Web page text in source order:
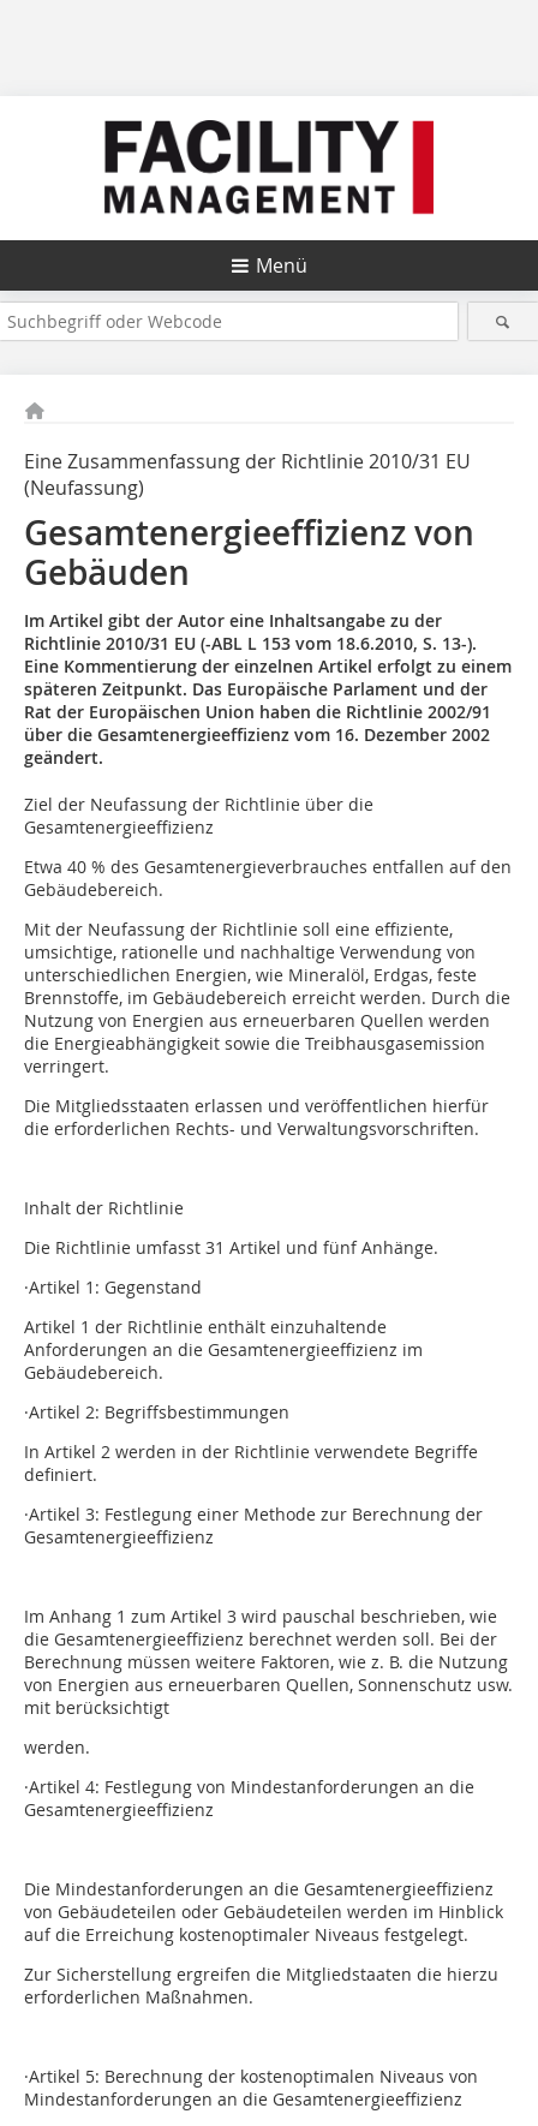
Menü
Eine Zusammenfassung der Richtlinie 2010/31 EU
(Neufassung)
Gesamtenergieeffizienz von
Gebäuden
Im Artikel gibt der Autor eine Inhaltsangabe zu der
Richtlinie 2010/31 EU (-ABL L 153 vom 18.6.2010, S. 13-).
Eine Kommentierung der einzelnen Artikel erfolgt zu einem
späteren Zeitpunkt. Das Europäische Parlament und der
Rat der Europäischen Union haben die Richtlinie 2002/91
über die Gesamtenergieeffizienz vom 16. Dezember 2002
geändert.
Ziel der Neufassung der Richtlinie über die
Gesamtenergieeffizienz
Etwa 40 % des Gesamtenergieverbrauches entfallen auf den
Gebäudebereich.
Mit der Neufassung der Richtlinie soll eine effiziente,
umsichtige, rationelle und nachhaltige Verwendung von
unterschiedlichen Energien, wie Mineralöl, Erdgas, feste
Brennstoffe, im Gebäudebereich erreicht werden. Durch die
Nutzung von Energien aus erneuerbaren Quellen werden
die Energieabhängigkeit sowie die Treibhausgasemission
verringert.
Die Mitgliedsstaaten erlassen und veröffentlichen hierfür
die erforderlichen Rechts- und Verwaltungsvorschriften.
Inhalt der Richtlinie
Die Richtlinie umfasst 31 Artikel und fünf Anhänge.
·Artikel 1: Gegenstand
Artikel 1 der Richtlinie enthält einzuhaltende
Anforderungen an die Gesamtenergieeffizienz im
Gebäudebereich.
·Artikel 2: Begriffsbestimmungen
In Artikel 2 werden in der Richtlinie verwendete Begriffe
definiert.
·Artikel 3: Festlegung einer Methode zur Berechnung der
Gesamtenergieeffizienz
Im Anhang 1 zum Artikel 3 wird pauschal beschrieben, wie
die Gesamtenergieeffizienz berechnet werden soll. Bei der
Berechnung müssen weitere Faktoren, wie z. B. die Nutzung
von Energien aus erneuerbaren Quellen, Sonnenschutz usw.
mit berücksichtigt
werden.
·Artikel 4: Festlegung von Mindestanforderungen an die
Gesamtenergieeffizienz
Die Mindestanforderungen an die Gesamtenergieeffizienz
von Gebäudeteilen oder Gebäudeteilen werden im Hinblick
auf die Erreichung kostenoptimaler Niveaus festgelegt.
Zur Sicherstellung ergreifen die Mitgliedstaaten die hierzu
erforderlichen Maßnahmen.
·Artikel 5: Berechnung der kostenoptimalen Niveaus von
Mindestanforderungen an die Gesamtenergieeffizienz